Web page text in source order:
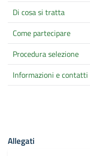
Di cosa si tratta
Come partecipare
Procedura selezione
Informazioni e contatti
Allegati